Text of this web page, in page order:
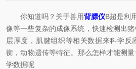
你知道吗？关于兽用背膘仪B超是利
像等一些复杂的成像系统，快速检测出猪
层厚度，肌腱组织等相关数据来科学
衡，动物遗传等特征。那么怎样才能
学数据呢